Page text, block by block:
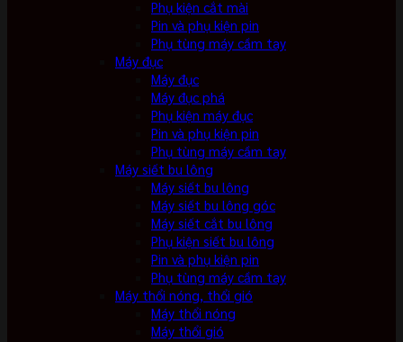
Phụ kiện cắt mài
Pin và phụ kiện pin
Phụ tùng máy cầm tay
Máy đục
Máy đục
Máy đục phá
Phụ kiện máy đục
Pin và phụ kiện pin
Phụ tùng máy cầm tay
Máy siết bu lông
Máy siết bu lông
Máy siết bu lông góc
Máy siết cắt bu lông
Phụ kiện siết bu lông
Pin và phụ kiện pin
Phụ tùng máy cầm tay
Máy thổi nóng, thổi gió
Máy thổi nóng
Máy thổi gió